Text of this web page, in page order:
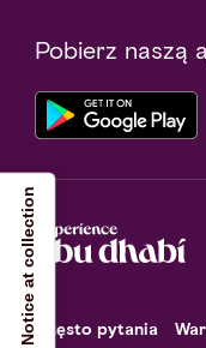
Pobierz naszą
Często pytania
Notice at collection